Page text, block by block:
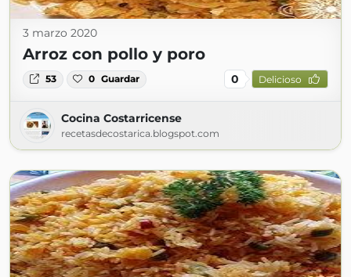
3 marzo 2020
Arroz con pollo y poro
53 0 Guardar 0 Delicioso
Cocina Costarricense
recetasdecostarica.blogspot.com